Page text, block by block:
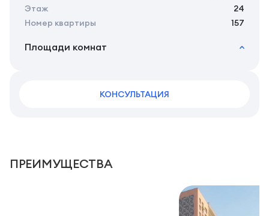
Этаж
24
Номер квартиры
157
Площади комнат
КОНСУЛЬТАЦИЯ
ПРЕИМУЩЕСТВА